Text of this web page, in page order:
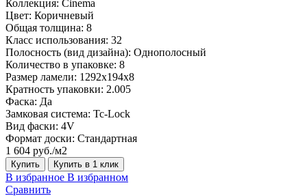
Коллекция: Cinema
Цвет: Коричневый
Общая толщина: 8
Класс использования: 32
Полосность (вид дизайна): Однополосный
Количество в упаковке: 8
Размер ламели: 1292х194х8
Кратность упаковки: 2.005
Фаска: Да
Замковая система: Tc-Lock
Вид фаски: 4V
Формат доски: Стандартная
1 604 руб./м2
Купить Купить в 1 клик
В избранное В избранном
Сравнить